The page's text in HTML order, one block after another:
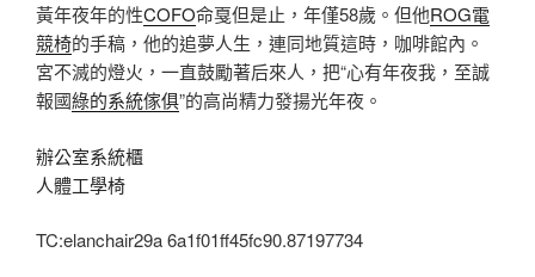
黃年夜年的性COFO命戛但是止，年僅58歲。但他ROG電
競椅的手稿，他的追夢人生，連同地質這時，咖啡館內。
宮不滅的燈火，一直鼓勵著后來人，把“心有年夜我，至誠
報國綠的系統傢俱”的高尚精力發揚光年夜。
辦公室系統櫃
人體工學椅
TC:elanchair29a 6a1f01ff45fc90.87197734